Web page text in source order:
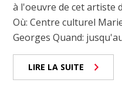
à l'oeuvre de cet artiste
Où: Centre culturel
Georges Quand:
LIRE LA SUITE